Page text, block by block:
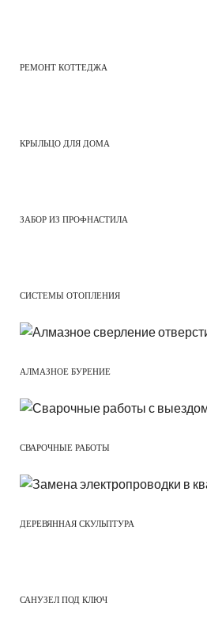
РЕМОНТ КОТТЕДЖА
КРЫЛЬЦО ДЛЯ ДОМА
ЗАБОР ИЗ ПРОФНАСТИЛА
СИСТЕМЫ ОТОПЛЕНИЯ
АЛМАЗНОЕ БУРЕНИЕ
СВАРОЧНЫЕ РАБОТЫ
ДЕРЕВЯННАЯ СКУЛЬПТУРА
САНУЗЕЛ ПОД КЛЮЧ